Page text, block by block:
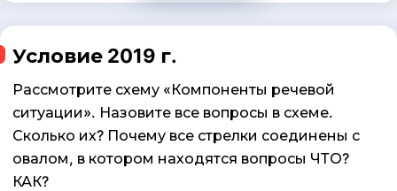
Условие 2019 г.
Рассмотрите схему «Компоненты речевой
ситуации». Назовите все вопросы в схеме.
Сколько их? Почему все стрелки соединены с
овалом, в котором находятся вопросы ЧТО?
КАК?